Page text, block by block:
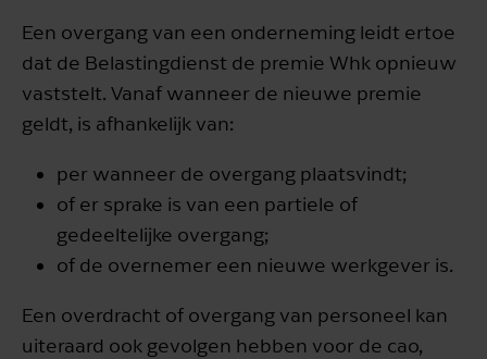
Een overgang van een onderneming leidt ertoe
dat de Belastingdienst de premie Whk opnieuw
vaststelt. Vanaf wanneer de nieuwe premie
geldt, is afhankelijk van:
per wanneer de overgang plaatsvindt;
of er sprake is van een partiele of
gedeeltelijke overgang;
of de overnemer een nieuwe werkgever is.
Een overdracht of overgang van personeel kan
uiteraard ook gevolgen hebben voor de cao,